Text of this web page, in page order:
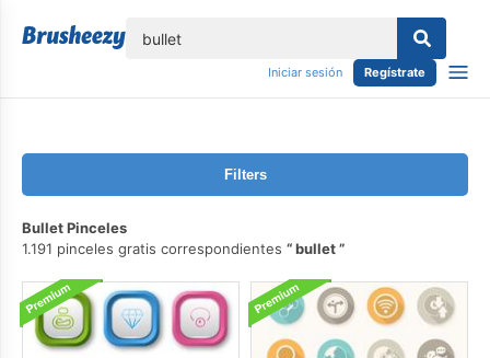
Iniciar sesión Regístrate
Filters
Bullet Pinceles
1.191 pinceles gratis correspondientes
bullet